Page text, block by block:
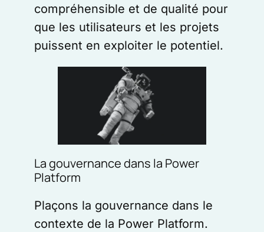
compréhensible et de qualité pour
que les utilisateurs et les projets
puissent en exploiter le potentiel.
La gouvernance dans la Power
Platform
Plaçons la gouvernance dans le
contexte de la Power Platform.